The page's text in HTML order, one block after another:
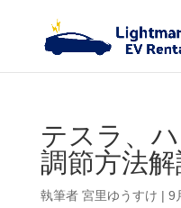
テスラ、
調節方法解
執筆者 宮里ゆうすけ | 9